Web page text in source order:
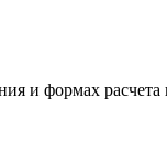
и формах